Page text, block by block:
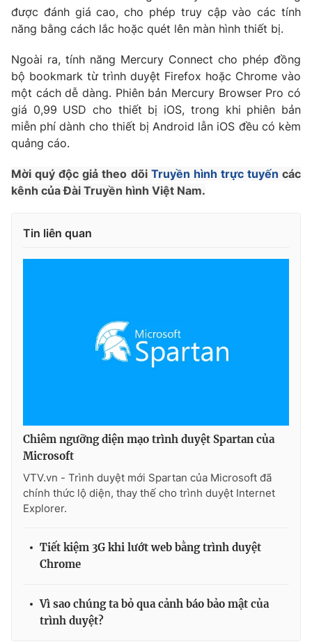
Ðiện thoại Thời báo VTV: 024.66 897 897
Email: toasoan@vtv.vn
® Cấm sao chép dưới mọi hình thức nếu không có sự chấp
thuận bằng văn bản. Ghi rõ nguồn VTV.vn khi phát hành lại
được đánh giá cao, cho phép truy cập vào các tính
năng bằng cách lắc hoặc quét lên màn hình thiết bị.
Ngoài ra, tính năng Mercury Connect cho phép đồng
bộ bookmark từ trình duyệt Firefox hoặc Chrome vào
một cách dễ dàng. Phiên bản Mercury Browser Pro có
giá 0,99 USD cho thiết bị iOS, trong khi phiên bản
miễn phí dành cho thiết bị Android lẫn iOS đều có kèm
quảng cáo.
Mời quý độc giả theo dõi Truyền hình trực tuyến các
kênh của Đài Truyền hình Việt Nam.
Tin liên quan
Chiêm ngưỡng diện mạo trình duyệt Spartan của
Microsoft
VTV.vn - Trình duyệt mới Spartan của Microsoft đã
chính thức lộ diện, thay thế cho trình duyệt Internet
Explorer.
Tiết kiệm 3G khi lướt web bằng trình duyệt
Chrome
Vì sao chúng ta bỏ qua cảnh báo bảo mật của
trình duyệt?